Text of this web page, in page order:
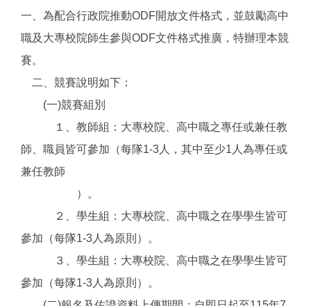
一、為配合行政院推動ODF開放文件格式，並鼓勵高中
職及大專校院師生參與ODF文件格式推廣，特辦理本競
賽。
二、競賽說明如下：
(一)競賽組別
１、教師組：大專校院、高中職之專任或兼任教
師、職員皆可參加（每隊1-3人，其中至少1人為專任或
兼任教師
）。
２、學生組：大專校院、高中職之在學學生皆可
參加（每隊1-3人為原則）。
３、學生組：大專校院、高中職之在學學生皆可
參加（每隊1-3人為原則）。